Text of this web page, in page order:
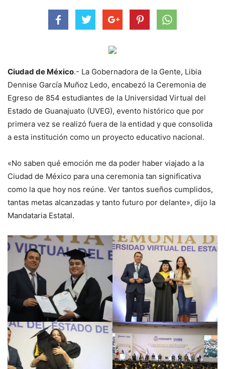
Ciudad de México.- La Gobernadora de la Gente, Libia
Dennise García Muñoz Ledo, encabezó la Ceremonia de
Egreso de 854 estudiantes de la Universidad Virtual del
Estado de Guanajuato (UVEG), evento histórico que por
primera vez se realizó fuera de la entidad y que consolida
a esta institución como un proyecto educativo nacional.
«No saben qué emoción me da poder haber viajado a la
Ciudad de México para una ceremonia tan significativa
como la que hoy nos reúne. Ver tantos sueños cumplidos,
tantas metas alcanzadas y tanto futuro por delante», dijo la
Mandataria Estatal.